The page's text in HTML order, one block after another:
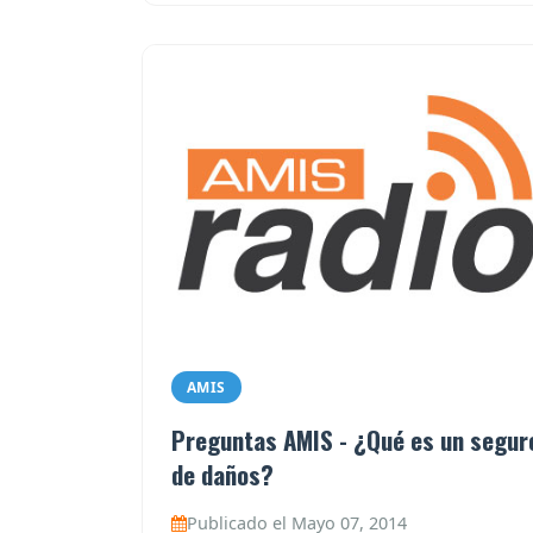
AMIS
Preguntas AMIS - ¿Qué es un
de daños?
Publicado el Mayo 07, 2014